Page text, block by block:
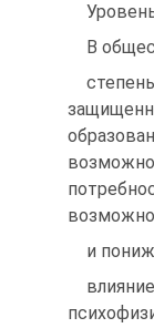
В
и